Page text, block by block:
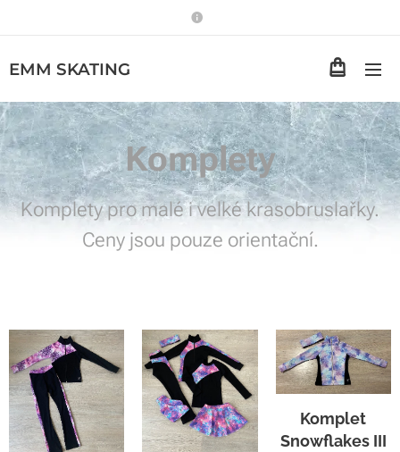
EMM SKATING
Komplety
Komplety pro malé i velké krasobruslařky.
Ceny jsou pouze orientační.
Komplet
Snowflakes III